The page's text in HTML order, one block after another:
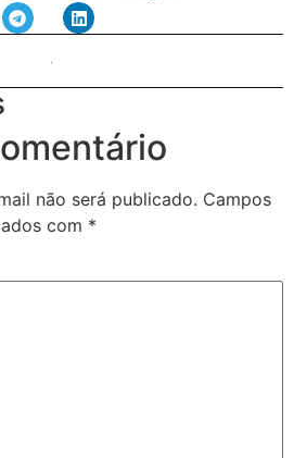
não será publicado. Campos
com *